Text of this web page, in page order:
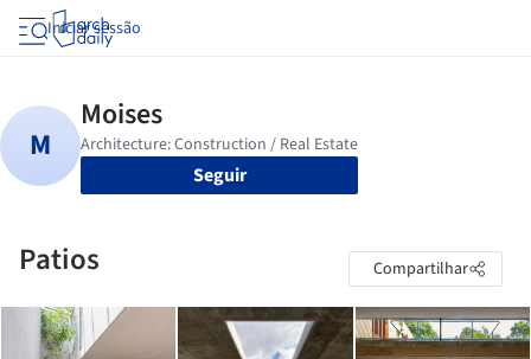
Iniciar sessão
Seguir
Patios Compartilhar